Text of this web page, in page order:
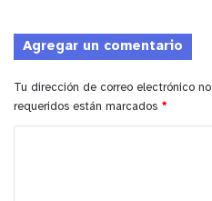
Agregar un comentario
Tu dirección de correo electrónico
requeridos están marcados *